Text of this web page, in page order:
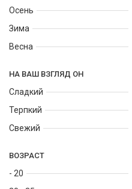
Осень
Зима
Весна
НА ВАШ ВЗГЛЯД ОН
Сладкий
Терпкий
Свежий
ВОЗРАСТ
- 20